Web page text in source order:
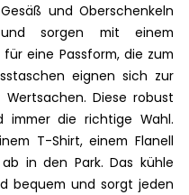
und Oberschenkeln
sorgen mit einem
eine Passform, die zum
eignen sich zur
Diese robust
immer die richtige Wahl.
T-Shirt, einem Flanell
in den Park. Das kühle
bequem und sorgt jeden